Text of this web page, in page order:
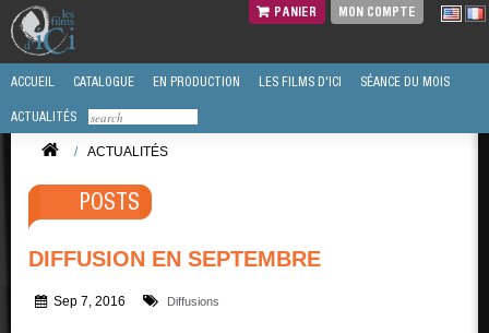
PANIER MON COMPTE
ACCUEIL CATALOGUE EN PRODUCTION LES FILMS D'ICI SÉANCE DU MOIS
ACTUALITÉS
/ ACTUALITÉS
POSTS
DIFFUSION EN SEPTEMBRE
Sep 7, 2016 Diffusions